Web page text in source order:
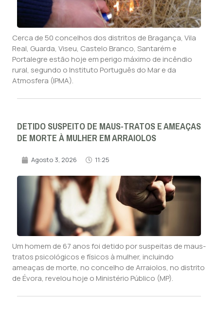
Cerca de 50 concelhos dos distritos de Bragança, Vila
Real, Guarda, Viseu, Castelo Branco, Santarém e
Portalegre estão hoje em perigo máximo de incêndio
rural, segundo o Instituto Português do Mar e da
Atmosfera (IPMA).
DETIDO SUSPEITO DE MAUS-TRATOS E AMEAÇAS
DE MORTE À MULHER EM ARRAIOLOS
Agosto 3, 2026 11:25
Um homem de 67 anos foi detido por suspeitas de maus-
tratos psicológicos e físicos à mulher, incluindo
ameaças de morte, no concelho de Arraiolos, no distrito
de Évora, revelou hoje o Ministério Público (MP).